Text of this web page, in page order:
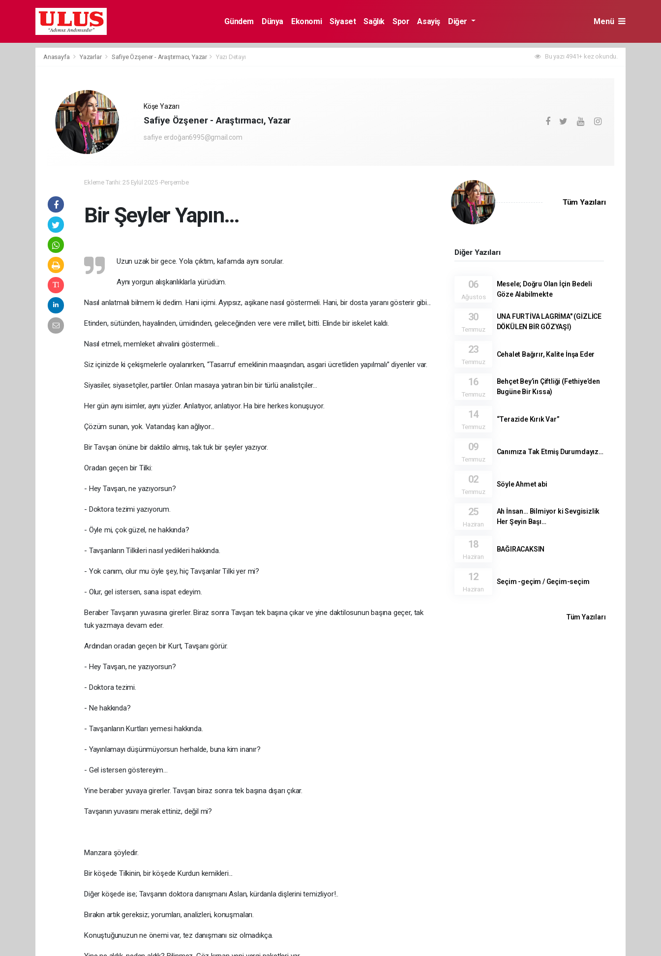
Gündem Dünya Ekonomi Siyaset Sağlık Spor Asayiş Diğer Menü
Anasayfa Yazarlar Safiye Özşener - Araştırmacı, Yazar Yazı Detayı Bu yazı 4941+ kez okundu.
Köşe Yazarı
Safiye Özşener - Araştırmacı, Yazar
safiye erdoğan6995@gmail.com
Ekleme Tarihi: 25 Eylül 2025 -Perşembe
Bir Şeyler Yapın…
Uzun uzak bir gece. Yola çıktım, kafamda aynı sorular.
Aynı yorgun alışkanlıklarla yürüdüm.
Nasıl anlatmalı bilmem ki dedim. Hani içimi. Ayıpsız, aşikane nasıl göstermeli. Hani, bir dosta yaranı gösterir gibi...
Etinden, sütünden, hayalinden, ümidinden, geleceğinden vere vere millet, bitti. Elinde bir iskelet kaldı.
Nasıl etmeli, memleket ahvalini göstermeli…
Siz içinizde ki çekişmelerle oyalanırken, “Tasarruf emeklinin maaşından, asgari ücretliden yapılmalı” diyenler var.
Siyasiler, siyasetçiler, partiler. Onları masaya yatıran bin bir türlü analistçiler…
Her gün aynı isimler, aynı yüzler. Anlatıyor, anlatıyor. Ha bire herkes konuşuyor.
Çözüm sunan, yok. Vatandaş kan ağlıyor...
Bir Tavşan önüne bir daktilo almış, tak tuk bir şeyler yazıyor.
Oradan geçen bir Tilki:
- Hey Tavşan, ne yazıyorsun?
- Doktora tezimi yazıyorum.
- Öyle mi, çok güzel, ne hakkında?
- Tavşanların Tilkileri nasıl yedikleri hakkında.
- Yok canım, olur mu öyle şey, hiç Tavşanlar Tilki yer mi?
- Olur, gel istersen, sana ispat edeyim.
Beraber Tavşanın yuvasına girerler. Biraz sonra Tavşan tek başına çıkar ve yine daktilosunun başına geçer, tak
tuk yazmaya devam eder.
Ardından oradan geçen bir Kurt, Tavşanı görür.
- Hey Tavşan, ne yazıyorsun?
- Doktora tezimi.
- Ne hakkında?
- Tavşanların Kurtları yemesi hakkında.
- Yayınlamayı düşünmüyorsun herhalde, buna kim inanır?
- Gel istersen göstereyim...
Yine beraber yuvaya girerler. Tavşan biraz sonra tek başına dışarı çıkar.
Tavşanın yuvasını merak ettiniz, değil mi?
Manzara şöyledir.
Bir köşede Tilkinin, bir köşede Kurdun kemikleri...
Diğer köşede ise; Tavşanın doktora danışmanı Aslan, kürdanla dişlerini temizliyor!..
Bırakın artık gereksiz; yorumları, analizleri, konuşmaları.
Konuştuğunuzun ne önemi var, tez danışmanı siz olmadıkça.
Tüm Yazıları
Diğer Yazıları
06
Ağustos
Mesele; Doğru Olan İçin Bedeli
Göze Alabilmekte
30
Temmuz
UNA FURTİVA LAGRİMA" (GİZLİCE
DÖKÜLEN BİR GÖZYAŞI)
23
Temmuz
Cehalet Bağırır, Kalite İnşa Eder
16
Temmuz
Behçet Bey’in Çiftliği (Fethiye’den
Bugüne Bir Kıssa)
14
Temmuz
“Terazide Kırık Var”
09
Temmuz
Canımıza Tak Etmiş Durumdayız…
02
Temmuz
Söyle Ahmet abi
25
Haziran
Ah İnsan… Bilmiyor ki Sevgisizlik
Her Şeyin Başı…
18
Haziran
BAĞIRACAKSIN
12
Haziran
Seçim -geçim / Geçim-seçim
Tüm Yazıları